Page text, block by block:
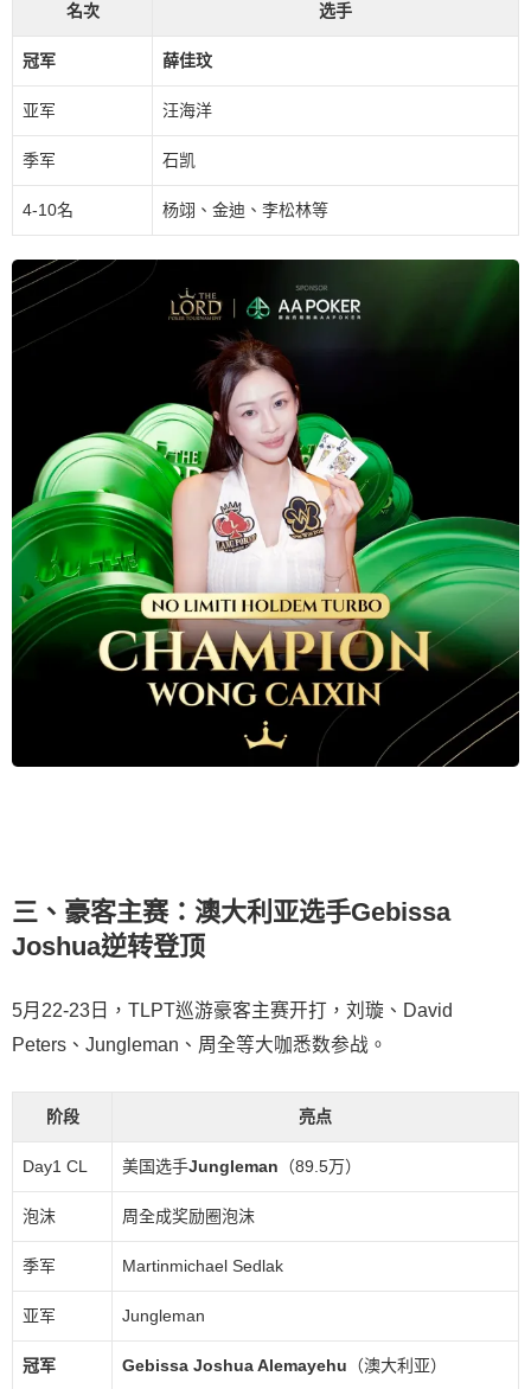
名次 选手
冠军 薛佳玟
亚军 汪海洋
季军 石凯
4-10名 杨翊、金迪、李松林等
三、豪客主赛：澳大利亚选手Gebissa
Joshua逆转登顶
5月22-23日，TLPT巡游豪客主赛开打，刘璇、David
Peters、Jungleman、周全等大咖悉数参战。
阶段 亮点
Day1 CL 美国选手Jungleman （89.5万）
泡沫 周全成奖励圈泡沫
季军 Martinmichael Sedlak
亚军 Jungleman
冠军 Gebissa Joshua Alemayehu （澳大利亚）